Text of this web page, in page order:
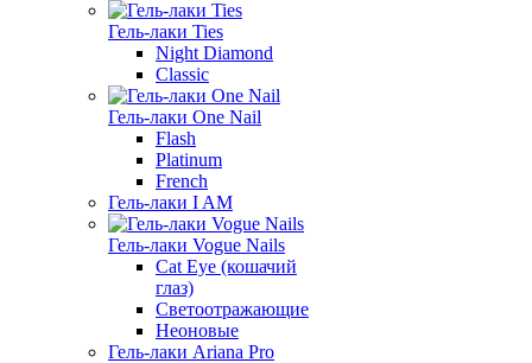
Гель-лаки Ties
Night Diamond
Classic
Гель-лаки One Nail
Flash
Platinum
French
Гель-лаки I AM
Гель-лаки Vogue Nails
Cat Eye (кошачий
глаз)
Светоотражающие
Неоновые
Гель-лаки Ariana Pro